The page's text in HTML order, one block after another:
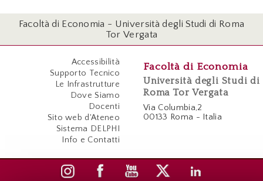
Facoltà di Economia - Università degli Studi di Roma
Tor Vergata
Accessibilità
Supporto Tecnico
Le Infrastrutture
Dove Siamo
Docenti
Sito web d'Ateneo
Sistema DELPHI
Info e Contatti
Facoltà di Economia
Università degli Studi di
Roma Tor Vergata
Via Columbia,2
00133 Roma - Italia